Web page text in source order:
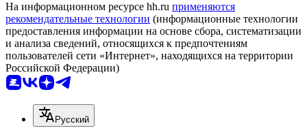
На информационном ресурсе hh.ru применяются
рекомендательные технологии (информационные технологии
предоставления информации на основе сбора, систематизации
и анализа сведений, относящихся к предпочтениям
пользователей сети «Интернет», находящихся на территории
Российской Федерации)
Русский